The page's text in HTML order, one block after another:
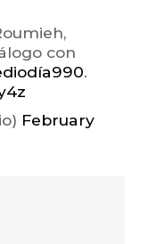
con
.
February